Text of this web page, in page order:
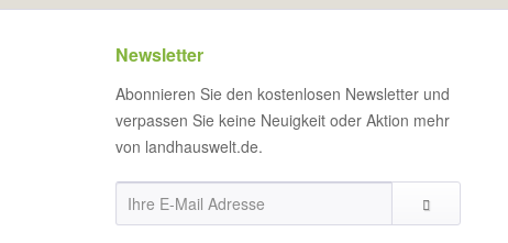
Newsletter
Abonnieren Sie den kostenlosen Newsletter und
verpassen Sie keine Neuigkeit oder Aktion mehr
von landhauswelt.de.